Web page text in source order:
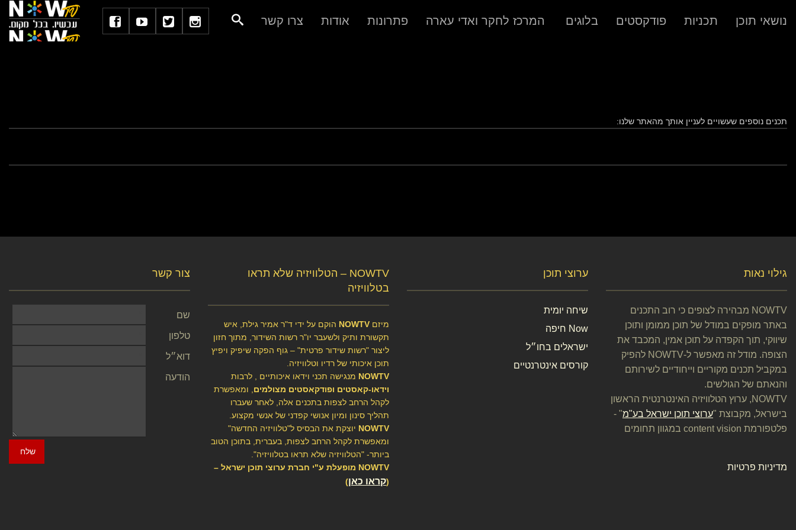
נושאי תוכן תכניות פודקסטים בלוגים המרכז לחקר ואדי עארה פתרונות אודות צרו קשר
תכנים נוספים שעשויים לעניין אותך מהאתר שלנו:
צור קשר
שם
טלפון
דוא״ל
הודעה
שלח
NOWTV – הטלוויזיה שלא תראו
בטלוויזיה
מיזם NOWTV הוקם על ידי ד"ר אמיר גילת, איש
תקשורת ותיק ולשעבר יו"ר רשות השידור, מתוך חזון
ליצור "רשות שידור פרטית" – גוף הפקה שיפיק ויפיץ
תוכן איכותי של רדיו וטלוויזיה.
NOWTV מנגישה תכני וידאו איכותיים , לרבות
וידאו-קאסטים ופודקאסטים מצולמים , ומאפשרת
לקהל הרחב לצפות בתכנים אלה, לאחר שעברו
תהליך סינון ומיון אנושי קפדני של אנשי מקצוע.
NOWTV יוצקת את הבסיס ל"טלוויזיה החדשה"
ומאפשרת לקהל הרחב לצפות, בעברית, בתוכן הטוב
ביותר- "הטלוויזיה שלא תראו בטלוויזיה".
NOWTV מופעלת ע"י חברת ערוצי תוכן ישראל –
(קראו כאן)
ערוצי תוכן
שיחה יומית
Now חיפה
ישראלים בחו״ל
קורסים אינטרנטיים
גילוי נאות
NOWTV מבהירה לצופים כי רוב התכנים
באתר מופקים במודל של תוכן ממומן ותוכן
שיווקי, תוך הקפדה על תוכן אמין, המכבד את
הצופה. מודל זה מאפשר ל-NOWTV להפיק
במקביל תכנים מקוריים וייחודיים לשירותם
והנאתם של הגולשים.
NOWTV, ערוץ הטלוויזיה האינטרנטית הראשון
בישראל, מקבוצת "ערוצי תוכן ישראל בע"מ" -
פלטפורמת content vision במגוון תחומים
מדיניות פרטיות